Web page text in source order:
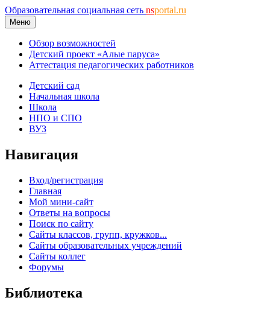
Образовательная социальная сеть nsportal.ru
Меню
Обзор возможностей
Детский проект «Алые паруса»
Аттестация педагогических работников
Детский сад
Начальная школа
Школа
НПО и СПО
ВУЗ
Навигация
Вход/регистрация
Главная
Мой мини-сайт
Ответы на вопросы
Поиск по сайту
Сайты классов, групп, кружков...
Сайты образовательных учреждений
Сайты коллег
Форумы
Библиотека